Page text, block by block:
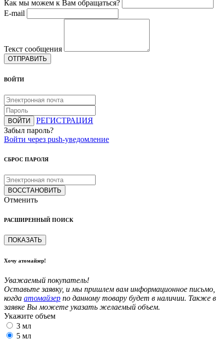
Как мы можем к Вам обращаться?
E-mail
Текст сообщения
ОТПРАВИТЬ
ВОЙТИ
ВОЙТИ
РЕГИСТРАЦИЯ
Забыл пароль?
Войти через push-уведомление
СБРОС ПАРОЛЯ
ВОССТАНОВИТЬ
Отменить
РАСШИРЕННЫЙ ПОИСК
ПОКАЗАТЬ
Хочу атомайзер!
Уважаемый покупатель!
Оставьте заявку, и мы пришлем вам информационное письмо,
когда атомайзер по данному товару будет в наличии. Также в
заявке Вы можете указать желаемый объем.
Укажите объем
3 мл
5 мл